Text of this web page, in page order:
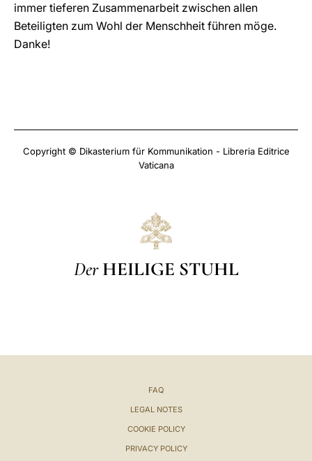
immer tieferen Zusammenarbeit zwischen allen
Beteiligten zum Wohl der Menschheit führen möge.
Danke!
Copyright © Dikasterium für Kommunikation - Libreria Editrice
Vaticana
Der HEILIGE STUHL
FAQ
LEGAL NOTES
COOKIE POLICY
PRIVACY POLICY